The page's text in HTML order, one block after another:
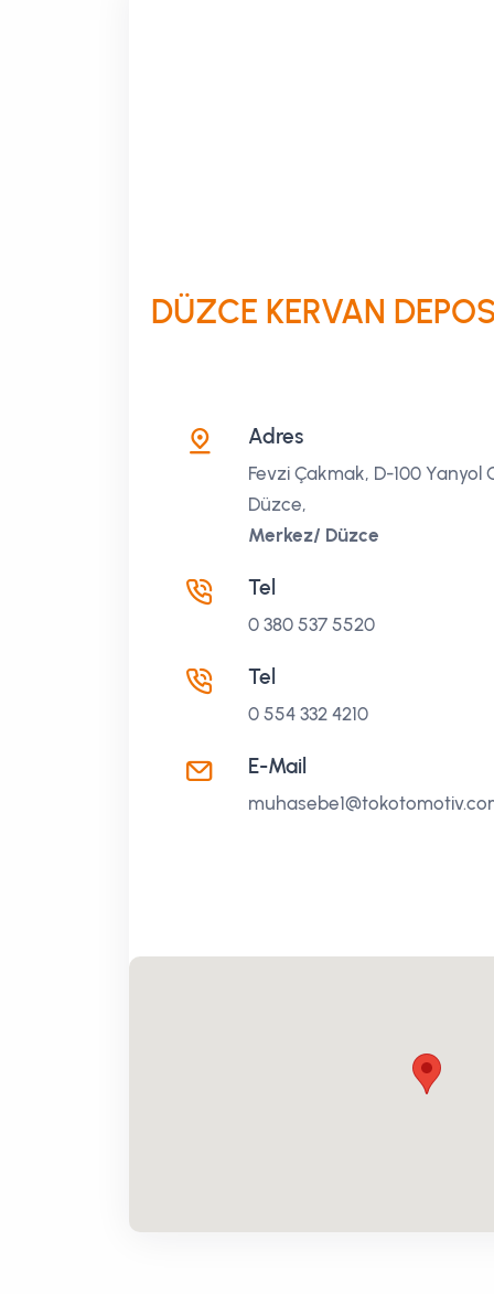
DÜZCE KERVAN
Adres
Fevzi Çakmak, D-100 Yanyol
Düzce,
Merkez/ Düzce
Tel
0 380 537 5520
Tel
0 554 332 4210
E-Mail